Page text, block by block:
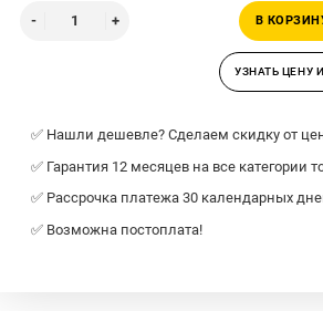
В
УЗНАТЬ ЦЕНУ
✅ Нашли дешевле? Сделаем скидку от
✅ Гарантия 12 месяцев на все категории
✅ Рассрочка платежа 30 календарных
✅ Возможна постоплата!